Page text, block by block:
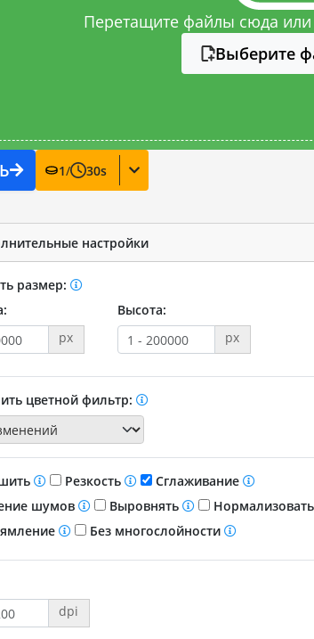
Перетащите файлы сюда или
Выберите
1/ 30s
настройки
размер:
px
Высота:
px
цветной фильтр:
Резкость
Сглаживание
шумов
Выровнять
Нормализовать
Без многослойности
dpi